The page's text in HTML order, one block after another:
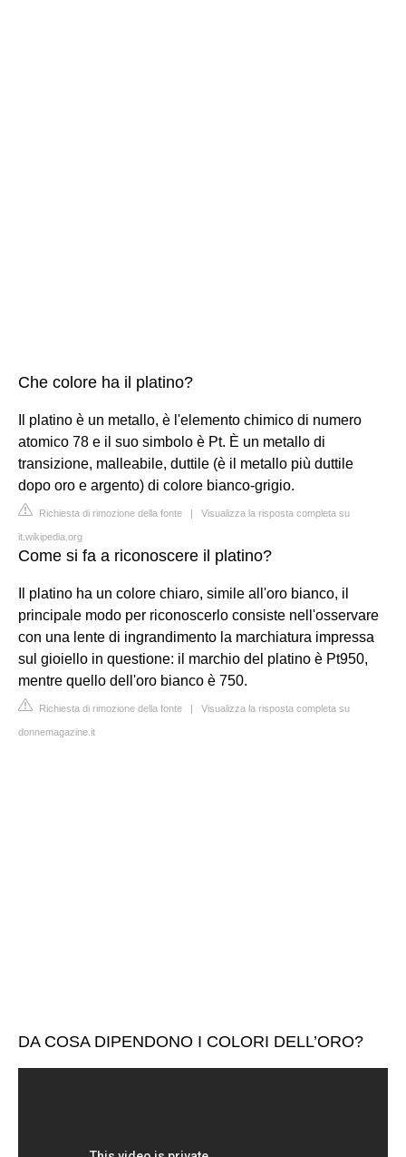
Che colore ha il platino?
Il platino è un metallo, è l'elemento chimico di numero
atomico 78 e il suo simbolo è Pt. È un metallo di
transizione, malleabile, duttile (è il metallo più duttile
dopo oro e argento) di colore bianco-grigio.
Richiesta di rimozione della fonte | Visualizza la risposta completa su
it.wikipedia.org
Come si fa a riconoscere il platino?
Il platino ha un colore chiaro, simile all'oro bianco, il
principale modo per riconoscerlo consiste nell'osservare
con una lente di ingrandimento la marchiatura impressa
sul gioiello in questione: il marchio del platino è Pt950,
mentre quello dell'oro bianco è 750.
Richiesta di rimozione della fonte | Visualizza la risposta completa su
donnemagazine.it
DA COSA DIPENDONO I COLORI DELL’ORO?